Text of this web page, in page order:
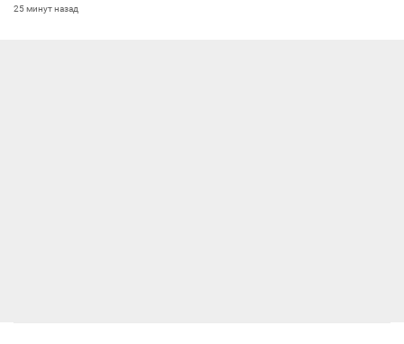
25 минут назад